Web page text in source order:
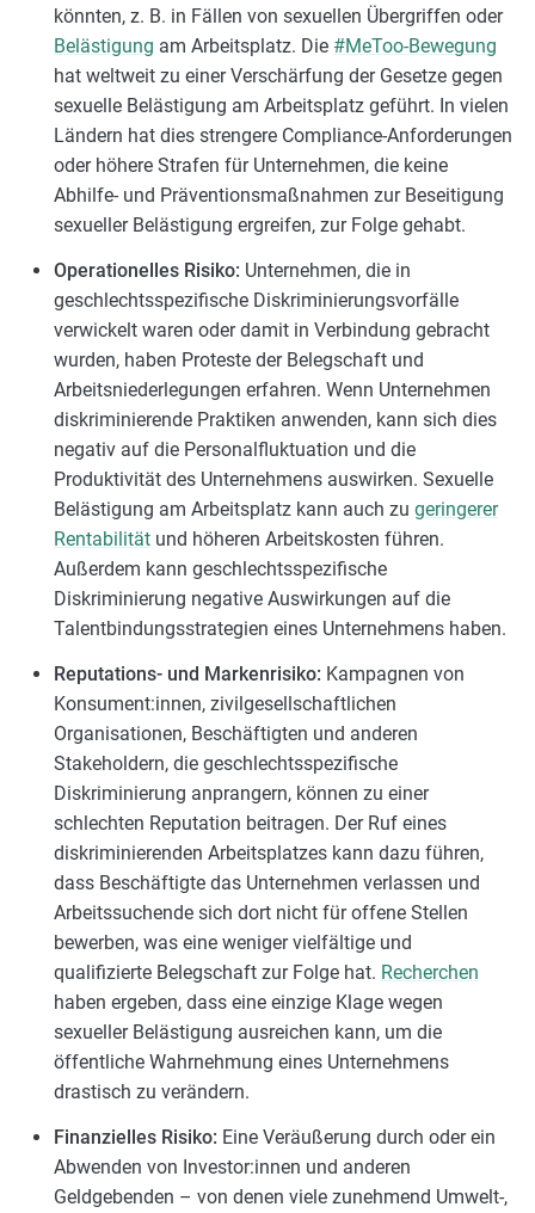
könnten, z. B. in Fällen von sexuellen Übergriffen oder
Belästigung am Arbeitsplatz. Die #MeToo-Bewegung
hat weltweit zu einer Verschärfung der Gesetze gegen
sexuelle Belästigung am Arbeitsplatz geführt. In vielen
Ländern hat dies strengere Compliance-Anforderungen
oder höhere Strafen für Unternehmen, die keine
Abhilfe- und Präventionsmaßnahmen zur Beseitigung
sexueller Belästigung ergreifen, zur Folge gehabt.
Operationelles Risiko: Unternehmen, die in
geschlechtsspezifische Diskriminierungsvorfälle
verwickelt waren oder damit in Verbindung gebracht
wurden, haben Proteste der Belegschaft und
Arbeitsniederlegungen erfahren. Wenn Unternehmen
diskriminierende Praktiken anwenden, kann sich dies
negativ auf die Personalfluktuation und die
Produktivität des Unternehmens auswirken. Sexuelle
Belästigung am Arbeitsplatz kann auch zu geringerer
Rentabilitätund höheren Arbeitskosten führen.
Außerdem kann geschlechtsspezifische
Diskriminierung negative Auswirkungen auf die
Talentbindungsstrategien eines Unternehmens haben.
Reputations- und Markenrisiko: Kampagnen von
Konsument:innen, zivilgesellschaftlichen
Organisationen, Beschäftigten und anderen
Stakeholdern, die geschlechtsspezifische
Diskriminierung anprangern, können zu einer
schlechten Reputation beitragen. Der Ruf eines
diskriminierenden Arbeitsplatzes kann dazu führen,
dass Beschäftigte das Unternehmen verlassen und
Arbeitssuchende sich dort nicht für offene Stellen
bewerben, was eine weniger vielfältige und
qualifizierte Belegschaft zur Folge hat. Recherchen
haben ergeben, dass eine einzige Klage wegen
sexueller Belästigung ausreichen kann, um die
öffentliche Wahrnehmung eines Unternehmens
drastisch zu verändern.
Finanzielles Risiko: Eine Veräußerung durch oder ein
Abwenden von Investor:innen und anderen
Geldgebenden – von denen viele zunehmend Umwelt-,